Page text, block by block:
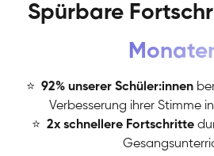
Spürbare
⭐ 92% unserer Schüler:innen
Verbesserung ihrer Stimme
⭐ 2x schnellere Fortschritte